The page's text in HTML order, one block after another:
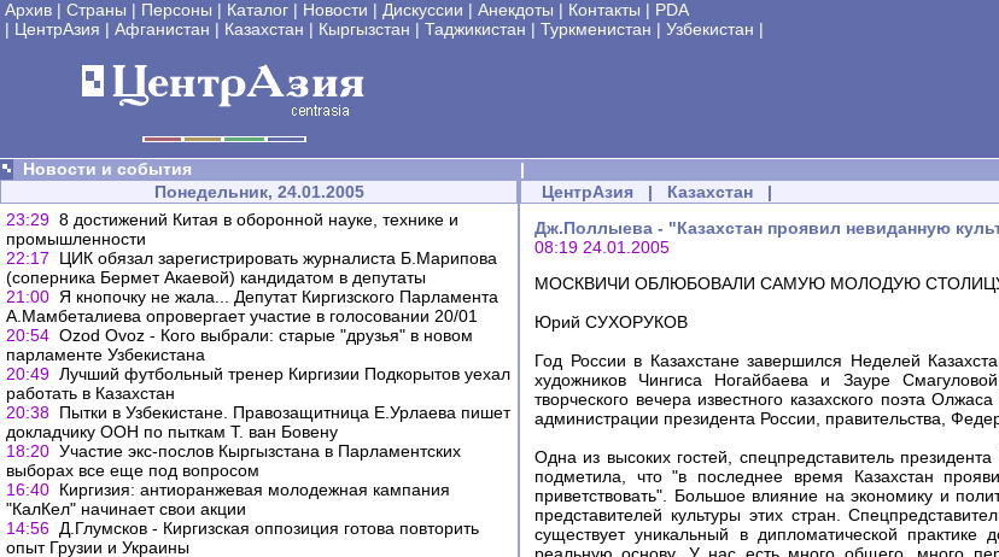
Архив | Страны | Персоны | Каталог | Новости | Дискуссии | Анекдоты | Контакты | PDA
| ЦентрАзия | Афганистан | Казахстан | Кыргызстан | Таджикистан | Туркменистан | Узбекистан |
Новости и события
|
Понедельник, 24.01.2005
23:29 8 достижений Китая в оборонной науке, технике и
промышленности
22:17
ЦИК обязал зарегистрировать журналиста Б.Марипова
(соперника Бермет Акаевой) кандидатом в депутаты
21:00 Я кнопочку не жала... Депутат Киргизского Парламента
А.Мамбеталиева опровергает участие в голосовании 20/01
20:54 Ozod Ovoz - Кого выбрали: старые "друзья" в новом
парламенте Узбекистана
20:49 Лучший футбольный тренер Киргизии Подкорытов уехал
работать в Казахстан
20:38 Пытки в Узбекистане. Правозащитница Е.Урлаева пишет
докладчику ООН по пыткам Т. ван Бовену
18:20 Участие экс-послов Кыргызстана в Парламентских
выборах все еще под вопросом
16:40 Киргизия: антиоранжевая молодежная кампания
"КалКел" начинает свои акции
14:56 Д.Глумсков - Киргизская оппозиция готова повторить
опыт Грузии и Украины
ЦентрАзия | Казахстан |
Дж.Поллыева - "Казахстан проявил невиданную
08:19 24.01.2005
МОСКВИЧИ ОБЛЮБОВАЛИ САМУЮ МОЛОДУЮ
Юрий СУХОРУКОВ
Год России в Казахстане завершился Неделей
художников Чингиса Ногайбаева и Зауре
творческого вечера известного казахского поэта
администрации президента России, правительства,
Одна из высоких гостей, спецпредставитель
подметила, что "в последнее время Казахстан
приветствовать". Большое влияние на экономику и
представителей культуры этих стран.
существует уникальный в дипломатической